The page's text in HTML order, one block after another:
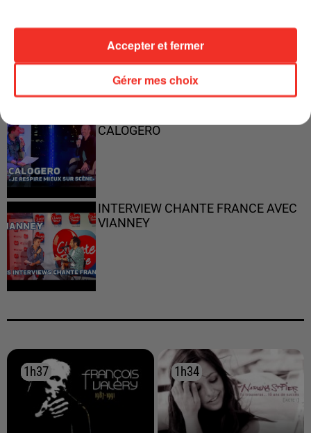
PARFAITS"
CALOGERO
INTERVIEW CHANTE FRANCE AVEC
VIANNEY
1h37
1h37 1h34
1h34
Gérer mes choix
Accepter et fermer